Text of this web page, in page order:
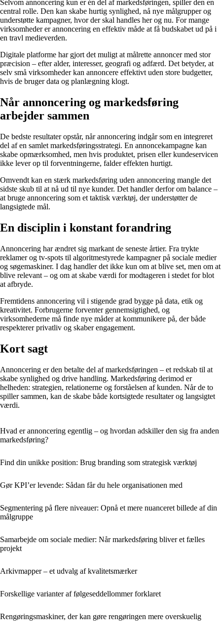
Selvom annoncering kun er én del af markedsføringen, spiller den en
central rolle. Den kan skabe hurtig synlighed, nå nye målgrupper og
understøtte kampagner, hvor der skal handles her og nu. For mange
virksomheder er annoncering en effektiv måde at få budskabet ud på i
en travl medieverden.
Digitale platforme har gjort det muligt at målrette annoncer med stor
præcision – efter alder, interesser, geografi og adfærd. Det betyder, at
selv små virksomheder kan annoncere effektivt uden store budgetter,
hvis de bruger data og planlægning klogt.
Når annoncering og markedsføring
arbejder sammen
De bedste resultater opstår, når annoncering indgår som en integreret
del af en samlet markedsføringsstrategi. En annoncekampagne kan
skabe opmærksomhed, men hvis produktet, prisen eller kundeservicen
ikke lever op til forventningerne, falder effekten hurtigt.
Omvendt kan en stærk markedsføring uden annoncering mangle det
sidste skub til at nå ud til nye kunder. Det handler derfor om balance –
at bruge annoncering som et taktisk værktøj, der understøtter de
langsigtede mål.
En disciplin i konstant forandring
Annoncering har ændret sig markant de seneste årtier. Fra trykte
reklamer og tv-spots til algoritmestyrede kampagner på sociale medier
og søgemaskiner. I dag handler det ikke kun om at blive set, men om at
blive relevant – og om at skabe værdi for modtageren i stedet for blot
at afbryde.
Fremtidens annoncering vil i stigende grad bygge på data, etik og
kreativitet. Forbrugerne forventer gennemsigtighed, og
virksomhederne må finde nye måder at kommunikere på, der både
respekterer privatliv og skaber engagement.
Kort sagt
Annoncering er den betalte del af markedsføringen – et redskab til at
skabe synlighed og drive handling. Markedsføring derimod er
helheden: strategien, relationerne og forståelsen af kunden. Når de to
spiller sammen, kan de skabe både kortsigtede resultater og langsigtet
værdi.
Hvad er annoncering egentlig – og hvordan adskiller den sig fra anden
markedsføring?
Find din unikke position: Brug branding som strategisk værktøj
Gør KPI’er levende: Sådan får du hele organisationen med
Segmentering på flere niveauer: Opnå et mere nuanceret billede af din
målgruppe
Samarbejde om sociale medier: Når markedsføring bliver et fælles
projekt
Arkivmapper – et udvalg af kvalitetsmærker
Forskellige varianter af følgeseddellommer forklaret
Rengøringsmaskiner, der kan gøre rengøringen mere overskuelig